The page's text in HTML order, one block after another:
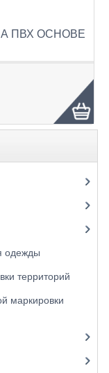
ПВХ ОСНОВЕ
одежды
территорий
маркировки